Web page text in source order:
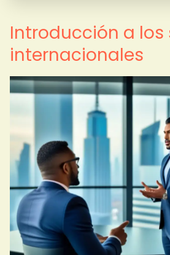
Introducción a los
internacionales